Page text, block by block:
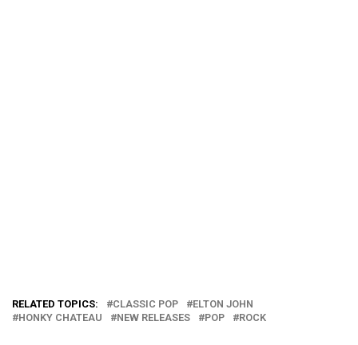
RELATED TOPICS: CLASSIC POP
ELTON JOHN
HONKY CHATEAU
NEW RELEASES POP ROCK